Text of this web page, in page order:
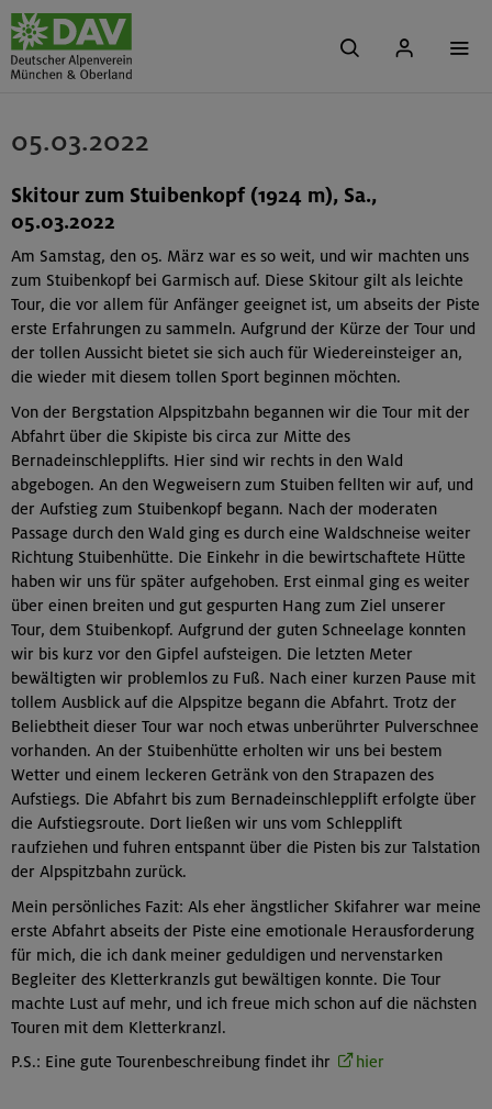
05.03.2022
Skitour zum Stuibenkopf (1924 m), Sa.,
05.03.2022
Am Samstag, den 05. März war es so weit, und wir machten uns
zum Stuibenkopf bei Garmisch auf. Diese Skitour gilt als leichte
Tour, die vor allem für Anfänger geeignet ist, um abseits der Piste
erste Erfahrungen zu sammeln. Aufgrund der Kürze der Tour und
der tollen Aussicht bietet sie sich auch für Wiedereinsteiger an,
die wieder mit diesem tollen Sport beginnen möchten.
Von der Bergstation Alpspitzbahn begannen wir die Tour mit der
Abfahrt über die Skipiste bis circa zur Mitte des
Bernadeinschlepplifts. Hier sind wir rechts in den Wald
abgebogen. An den Wegweisern zum Stuiben fellten wir auf, und
der Aufstieg zum Stuibenkopf begann. Nach der moderaten
Passage durch den Wald ging es durch eine Waldschneise weiter
Richtung Stuibenhütte. Die Einkehr in die bewirtschaftete Hütte
haben wir uns für später aufgehoben. Erst einmal ging es weiter
über einen breiten und gut gespurten Hang zum Ziel unserer
Tour, dem Stuibenkopf. Aufgrund der guten Schneelage konnten
wir bis kurz vor den Gipfel aufsteigen. Die letzten Meter
bewältigten wir problemlos zu Fuß. Nach einer kurzen Pause mit
tollem Ausblick auf die Alpspitze begann die Abfahrt. Trotz der
Beliebtheit dieser Tour war noch etwas unberührter Pulverschnee
vorhanden. An der Stuibenhütte erholten wir uns bei bestem
Wetter und einem leckeren Getränk von den Strapazen des
Aufstiegs. Die Abfahrt bis zum Bernadeinschlepplift erfolgte über
die Aufstiegsroute. Dort ließen wir uns vom Schlepplift
raufziehen und fuhren entspannt über die Pisten bis zur Talstation
der Alpspitzbahn zurück.
Mein persönliches Fazit: Als eher ängstlicher Skifahrer war meine
erste Abfahrt abseits der Piste eine emotionale Herausforderung
für mich, die ich dank meiner geduldigen und nervenstarken
Begleiter des Kletterkranzls gut bewältigen konnte. Die Tour
machte Lust auf mehr, und ich freue mich schon auf die nächsten
Touren mit dem Kletterkranzl.
P.S.: Eine gute Tourenbeschreibung findet ihr
hier